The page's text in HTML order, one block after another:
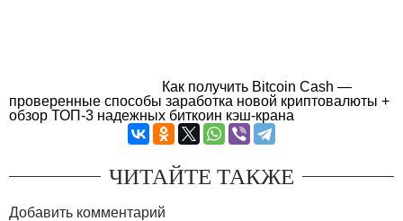
Как получить Bitcoin Cash —
проверенные способы заработка новой криптовалюты +
обзор ТОП-3 надежных биткоин кэш-крана
ЧИТАЙТЕ ТАКЖЕ
Добавить комментарий